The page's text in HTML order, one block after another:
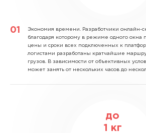
Экономия времени. Разработчики онлайн-
благодаря которому в режиме одного окна
цены и сроки всех подключенных к
логистами разработаны кратчайшие
грузов. В зависимости от объективных
может занять от нескольких часов до
до
1
кг